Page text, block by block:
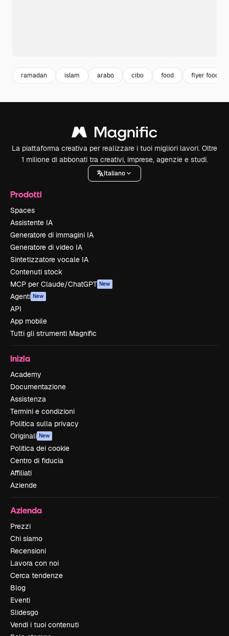
ramadan islam arabo cibo food flyer food
La piattaforma creativa per realizzare i tuoi migliori lavori. Oltre
1 milione di abbonati tra creativi, imprese, agenzie e studi.
Italiano
Prodotti
Spaces
Assistente IA
Generatore di immagini IA
Generatore di video IA
Sintetizzatore vocale IA
Contenuti stock
MCP per Claude/ChatGPT New
Agenti New
API
App mobile
Tutti gli strumenti Magnific
Inizia
Academy
Documentazione
Assistenza
Termini e condizioni
Politica sulla privacy
Originali New
Politica dei cookie
Centro di fiducia
Affiliati
Aziende
Azienda
Prezzi
Chi siamo
Recensioni
Lavora con noi
Cerca tendenze
Blog
Eventi
Slidesgo
Vendi i tuoi contenuti